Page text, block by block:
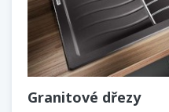
Granitové dřezy